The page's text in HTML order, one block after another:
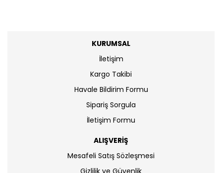
KURUMSAL
İletişim
Kargo Takibi
Havale Bildirim Formu
Sipariş Sorgula
İletişim Formu
ALIŞVERİŞ
Mesafeli Satış Sözleşmesi
Gizlilik ve Güvenlik